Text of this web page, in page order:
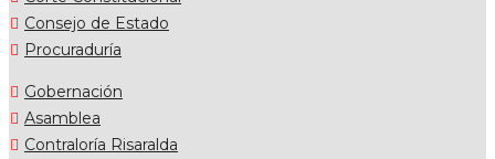
Consejo de Estado
Procuraduría
Gobernación
Asamblea
Contraloría Risaralda